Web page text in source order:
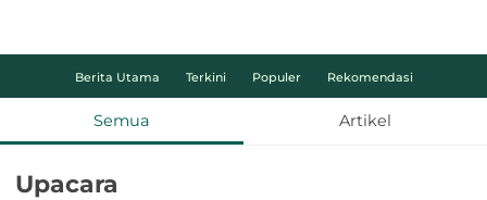
Berita Utama Terkini Populer Rekomendasi
Semua Artikel
Upacara